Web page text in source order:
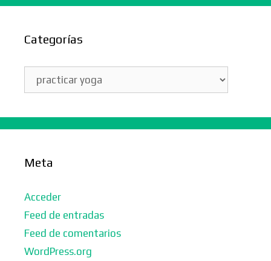
Categorías
Categorías
Meta
Acceder
Feed de entradas
Feed de comentarios
WordPress.org